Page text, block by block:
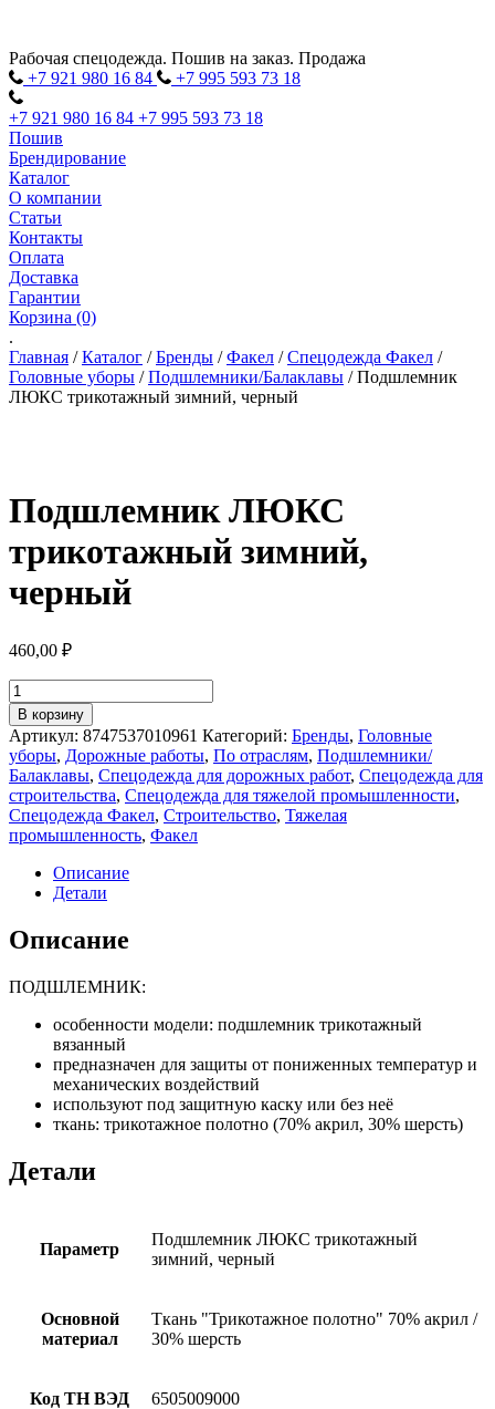
Рабочая спецодежда. Пошив на заказ. Продажа
+7 921 980 16 84 +7 995 593 73 18
+7 921 980 16 84 +7 995 593 73 18
Пошив
Брендирование
Каталог
О компании
Статьи
Контакты
Оплата
Доставка
Гарантии
Корзина (0)
.
Главная /Каталог /Бренды /Факел /Спецодежда Факел /
Головные уборы /Подшлемники/Балаклавы /Подшлемник
ЛЮКС трикотажный зимний, черный
Подшлемник ЛЮКС
трикотажный зимний,
черный
460,00 ₽
Количество
товара
Подшлемник
ЛЮКС
трикотажный
зимний,
черный
В корзину
Артикул: 8747537010961 Категорий: Бренды, Головные
уборы, Дорожные работы, По отраслям, Подшлемники/
Балаклавы, Спецодежда для дорожных работ, Спецодежда для
строительства, Спецодежда для тяжелой промышленности,
Спецодежда Факел, Строительство, Тяжелая
промышленность, Факел
Описание
Детали
Описание
ПОДШЛЕМНИК:
особенности модели: подшлемник трикотажный
вязанный
предназначен для защиты от пониженных температур и
механических воздействий
используют под защитную каску или без неё
ткань: трикотажное полотно (70% акрил, 30% шерсть)
Детали
Параметр
Подшлемник ЛЮКС трикотажный
зимний, черный
Основной
материал
Ткань "Трикотажное полотно" 70% акрил /
30% шерсть
Код ТН ВЭД 6505009000